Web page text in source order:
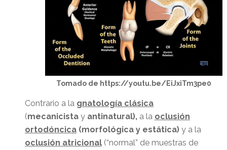
Tomado de https://youtu.be/EiJxiTm3pe0
Contrario a la gnatología clásica
(mecanicista yantinatural), a la oclusión
ortodóncica(morfológica y estática)y a la
oclusión atricional(“normal” de muestras de